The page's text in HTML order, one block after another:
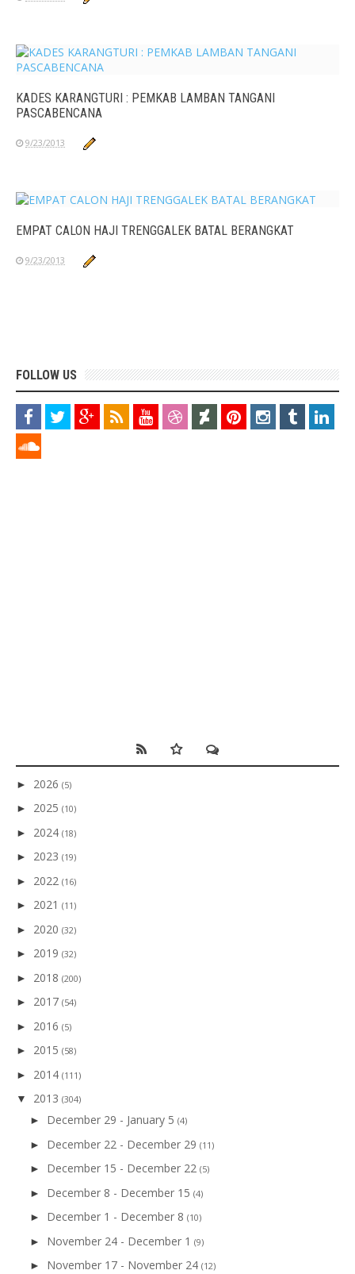
KADES KARANGTURI : PEMKAB LAMBAN TANGANI
PASCABENCANA
9/23/2013
EMPAT CALON HAJI TRENGGALEK BATAL BERANGKAT
9/23/2013
FOLLOW US
► 2026 (5)
► 2025 (10)
► 2024 (18)
► 2023 (19)
► 2022 (16)
► 2021 (11)
► 2020 (32)
► 2019 (32)
► 2018 (200)
► 2017 (54)
► 2016 (5)
► 2015 (58)
► 2014 (111)
▼ 2013 (304)
► December 29 - January 5 (4)
► December 22 - December 29 (11)
► December 15 - December 22 (5)
► December 8 - December 15 (4)
► December 1 - December 8 (10)
► November 24 - December 1 (9)
► November 17 - November 24 (12)